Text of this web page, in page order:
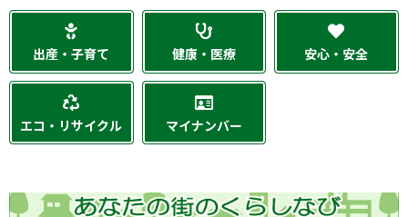
出産・子育て 健康・医療 安心・安全
エコ・リサイクル マイナンバー